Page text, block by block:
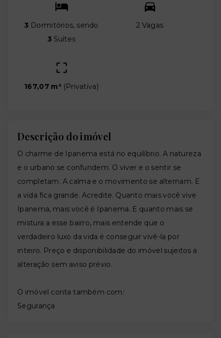
3 Dormitórios, sendo
3 Suítes
2 Vagas
167,07 m² (Privativa)
Descrição do imóvel
O charme de Ipanema está no equilíbrio. A natureza
e o urbano se confundem. O viver e o sentir se
completam. A calma e o movimento se alternam. E
a vida fica grande. Acredite. Quanto mais você vive
Ipanema, mais você é Ipanema. E quanto mais se
mistura a esse bairro, mais entende que o
verdadeiro luxo da vida é conseguir vivê-la por
inteiro. Preço e disponibilidade do imóvel sujeitos a
alteração sem aviso prévio.
O imóvel conta também com:
Segurança